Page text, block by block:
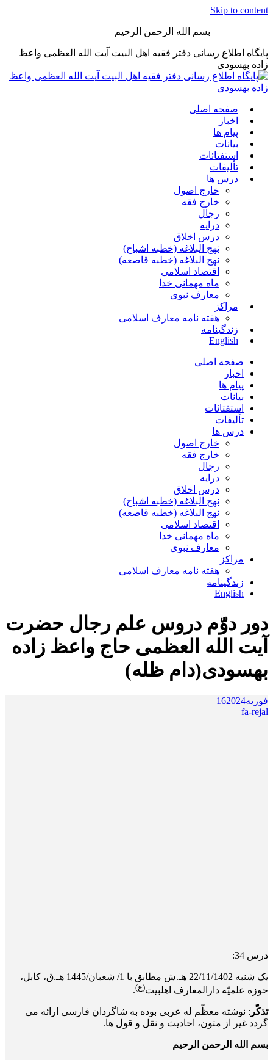
Skip to content
بسم الله الرحمن الرحیم
پایگاه اطلاع رسانی دفتر فقیه اهل البیت آیت الله العظمی واعظ
زاده بهسودی
صفحه اصلی
اخبار
پیام ها
بیانات
استفتائات
تألیفات
درس ها
خارج اصول
خارج فقه
رجال
درایه
درس اخلاق
نهج البلاغه (خطبه اشباح)
نهج البلاغه (خطبه قاصعه)
اقتصاد اسلامی
ماه مهمانی خدا
معارف نبوی
مراکز
هفته نامه معارف اسلامی
زندگینامه
English
صفحه اصلی
اخبار
پیام ها
بیانات
استفتائات
تألیفات
درس ها
خارج اصول
خارج فقه
رجال
درایه
درس اخلاق
نهج البلاغه (خطبه اشباح)
نهج البلاغه (خطبه قاصعه)
اقتصاد اسلامی
ماه مهمانی خدا
معارف نبوی
مراکز
هفته نامه معارف اسلامی
زندگینامه
English
دور دوّم دروس علم رجال حضرت
آیت الله العظمی حاج واعظ زاده
بهسودی(دام ظله)
فوریه 162024
fa-rejal
درس 34:
یک شنبه 22/11/1402 هـ.ش مطابق با 1/ شعبان/1445 هـ.ق، کابل،
حوزه علمیّه دارالمعارف اهلبیت(ع).
تذکّر : نوشته معظّم له عربی بوده به شاگردان فارسی ارائه می
گردد غیر از متون، احادیث و نقل و قول ها.
بسم الله الرحمن الرحیم